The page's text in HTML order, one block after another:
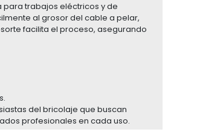
para trabajos eléctricos y de
al grosor del cable a pelar,
facilita el proceso, asegurando
del bricolaje que buscan
profesionales en cada uso.